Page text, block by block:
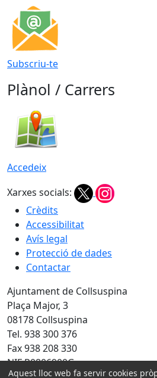
Subscriu-te
Plànol / Carrers
Accedeix
Xarxes socials:
Crèdits
Accessibilitat
Avís legal
Protecció de dades
Contactar
Ajuntament de Collsuspina
Plaça Major, 3
08178 Collsuspina
Tel. 938 300 376
Fax 938 208 330
NIF P0806900G
Aquest lloc web fa servir cookies